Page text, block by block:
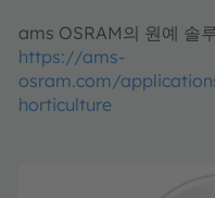
ams OSRAM의 원예 솔
https://ams-
osram.com/
horticulture